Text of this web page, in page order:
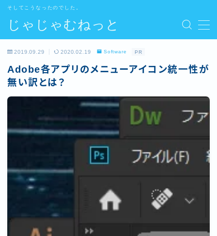
じゃじゃむねっと
そしてこうなったのでした。
Home
管理人
Contact
2019.09.29 2020.02.19 Software PR
Adobe各アプリのメニューアイコン統一性が
無い訳とは？